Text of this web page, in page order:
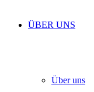
ÜBER UNS
Über uns